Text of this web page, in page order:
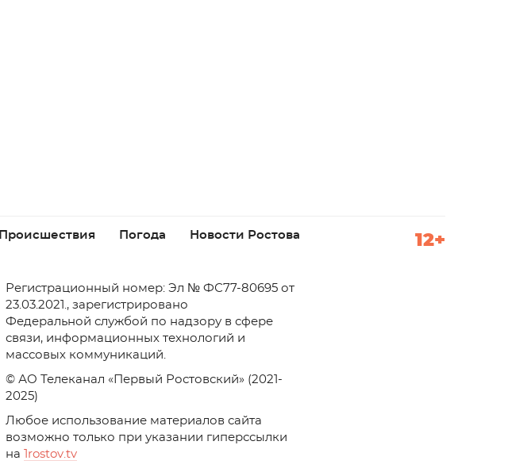
Происшествия Погода Новости Ростова 12+
Регистрационный номер: Эл № ФС77-80695 от
23.03.2021., зарегистрировано
Федеральной службой по надзору в сфере
связи, информационных технологий и
массовых коммуникаций.
© АО Телеканал «Первый Ростовский» (2021-
2025)
Любое использование материалов сайта
возможно только при указании гиперссылки
на
rostov tv